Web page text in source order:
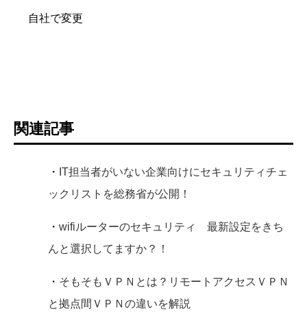
自社で変更
関連記事
・ IT担当者がいない企業向けにセキュリティチェ
ックリストを総務省が公開！
・ wifiルーターのセキュリティ 最新設定をきち
んと選択してますか？！
・ そもそもＶＰＮとは？リモートアクセスＶＰＮ
と拠点間ＶＰＮの違いを解説